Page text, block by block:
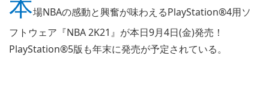
場NBAの感動と興奮が味わえるPlayStation®4用ソ
フトウェア『NBA 2K21』が本日9月4日(金)発売！
PlayStation®5版も年末に発売が予定されている。